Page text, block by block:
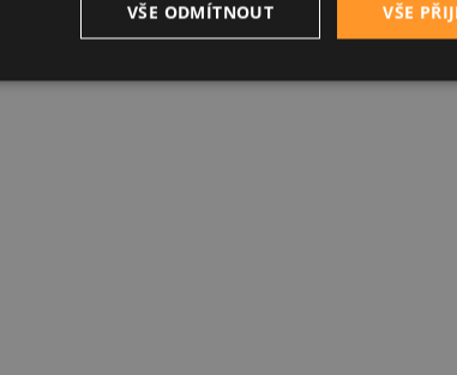
VŠE
VŠE ODMÍTNOUT